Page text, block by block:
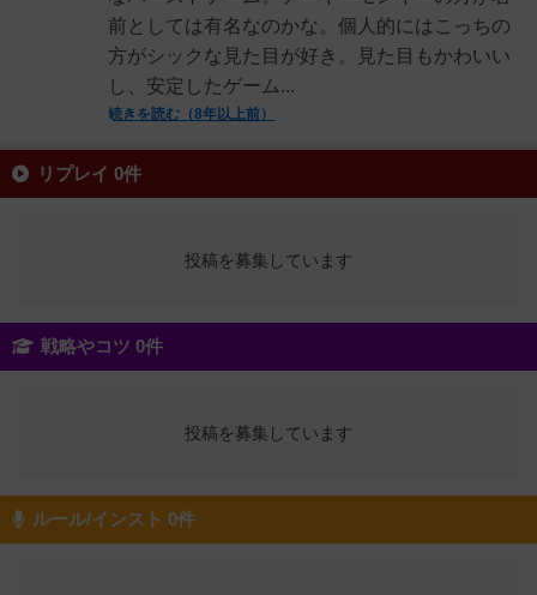
前としては有名なのかな。個人的にはこっちの
方がシックな見た目が好き。見た目もかわいい
し、安定したゲーム...
続きを読む（8年以上前）
リプレイ 0件
投稿を募集しています
戦略やコツ 0件
投稿を募集しています
ルール/インスト 0件